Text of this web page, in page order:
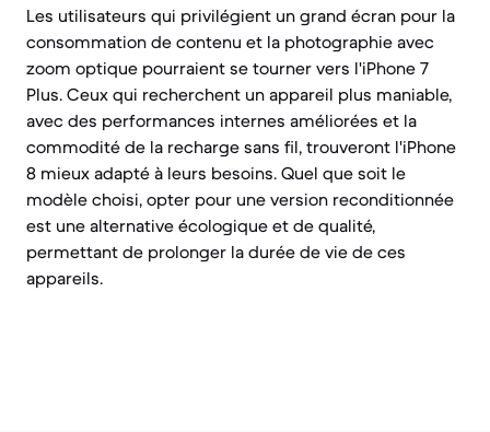
Les utilisateurs qui privilégient un grand écran pour la
consommation de contenu et la photographie avec
zoom optique pourraient se tourner vers l'iPhone 7
Plus. Ceux qui recherchent un appareil plus maniable,
avec des performances internes améliorées et la
commodité de la recharge sans fil, trouveront l'iPhone
8 mieux adapté à leurs besoins. Quel que soit le
modèle choisi, opter pour une version reconditionnée
est une alternative écologique et de qualité,
permettant de prolonger la durée de vie de ces
appareils.